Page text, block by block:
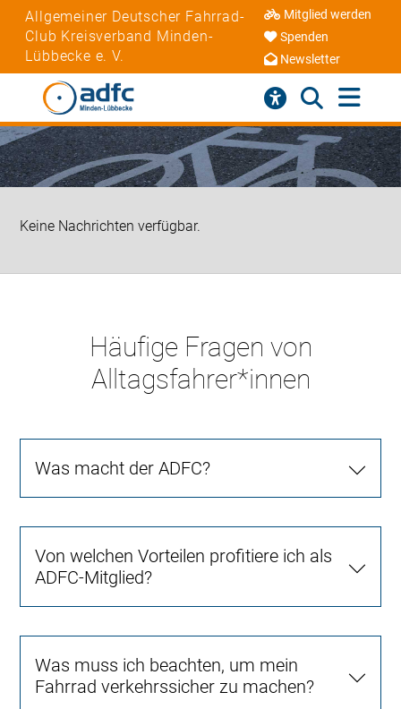
Allgemeiner Deutscher Fahrrad-
Club Kreisverband Minden-
Lübbecke e. V.
Mitglied werden
Spenden
Newsletter
Keine Nachrichten verfügbar.
Häufige Fragen von
Alltagsfahrer*innen
Was macht der ADFC?
Von welchen Vorteilen profitiere ich als
ADFC-Mitglied?
Was muss ich beachten, um mein
Fahrrad verkehrssicher zu machen?